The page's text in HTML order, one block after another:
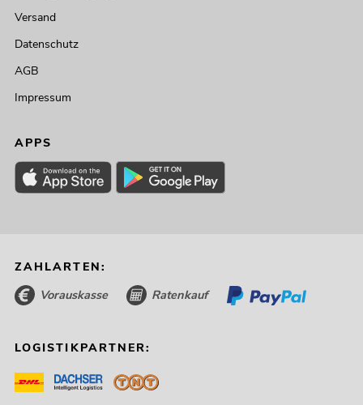
Versand
Datenschutz
AGB
Impressum
APPS
ZAHLARTEN:
Vorauskasse Ratenkauf
LOGISTIKPARTNER: